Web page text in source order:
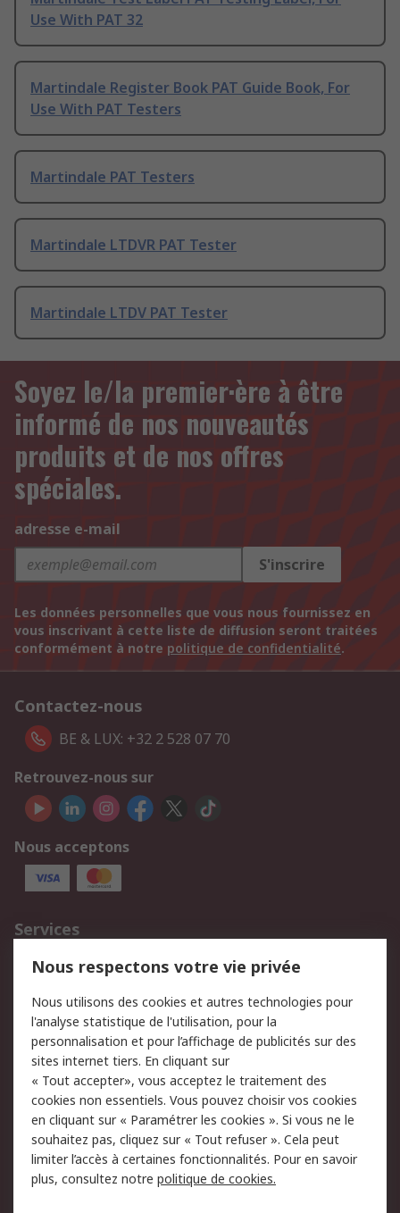
Use With PAT 32
Martindale Register Book PAT Guide Book, For
Use With PAT Testers
Martindale PAT Testers
Martindale LTDVR PAT Tester
Martindale LTDV PAT Tester
Soyez le/la premier·ère à être
informé de nos nouveautés
produits et de nos offres
spéciales.
adresse e-mail
S'inscrire
Les données personnelles que vous nous fournissez en
vous inscrivant à cette liste de diffusion seront traitées
conformément à notre politique de confidentialité.
Contactez-nous
BE & LUX: +32 2 528 07 70
Retrouvez-nous sur
Nous acceptons
Services
750.000 produits
2.500 marques
Retours
Support technique
Track & trace
Legal
Politique de cookies
Sécurité des e-mails
Politique de protection
des données - Mise à
jour
Conditions générales
de vente
Nous respectons votre vie privée
Nous utilisons des cookies et autres technologies pour
l'analyse statistique de l'utilisation, pour la
personnalisation et pour l’affichage de publicités sur des
sites internet tiers. En cliquant sur
« Tout accepter», vous acceptez le traitement des
cookies non essentiels. Vous pouvez choisir vos cookies
en cliquant sur « Paramétrer les cookies ». Si vous ne le
souhaitez pas, cliquez sur « Tout refuser ». Cela peut
limiter l’accès à certaines fonctionnalités. Pour en savoir
plus, consultez notre politique de cookies.